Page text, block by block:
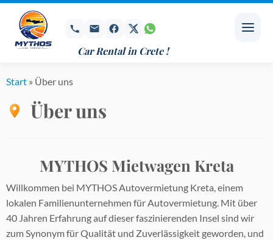
Zum
Inhalt
springen
Car Rental in Crete !
Start » Über uns
Über uns
MYTHOS Mietwagen Kreta
Willkommen bei MYTHOS Autovermietung Kreta, einem
lokalen Familienunternehmen für Autovermietung. Mit über
40 Jahren Erfahrung auf dieser faszinierenden Insel sind wir
zum Synonym für Qualität und Zuverlässigkeit geworden, und